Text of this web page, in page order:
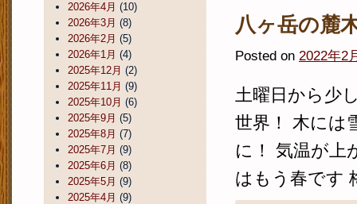
八ヶ岳の麓
Posted on 2022年2
土曜日から少
世界！ 木には
に！ 気温が上
はもう春です
2026年4月 (10)
2026年3月 (8)
2026年2月 (5)
2026年1月 (4)
2025年12月 (2)
2025年11月 (9)
2025年10月 (6)
2025年9月 (5)
2025年8月 (7)
2025年7月 (9)
2025年6月 (8)
2025年5月 (9)
2025年4月 (9)